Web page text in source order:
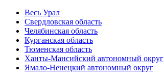
Весь Урал
Свердловская область
Челябинская область
Курганская область
Тюменская область
Ханты-Мансийский автономный округ
Ямало-Ненецкий автономный округ